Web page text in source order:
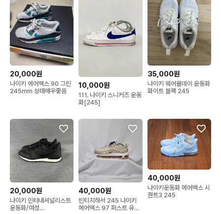
20,000원
나이키 에어맥스 90 그린
245mm 상태매우좋음
10,000원
111. 나이키 스니커즈 운동
화[245]
35,000원
나이키 웨어올데이 운동화
화이트 블랙 245
20,000원
나이키 인터내셔널리스트
운동화/여성
40,000원
빈티지하서 245 나이키
에어맥스 97 퍼스트 유즈
40,000원
나이키운동화 에어맥스 시
퀀트3 245